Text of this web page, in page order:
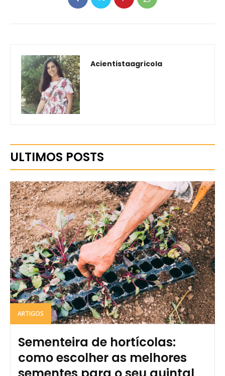
Acientistaagricola
ULTIMOS POSTS
ARTIGOS
Sementeira de hortícolas:
como escolher as melhores